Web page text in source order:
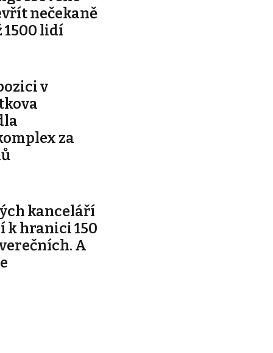
nečekaně
1500 lidí
v
za
kanceláří
k hranici 150
A